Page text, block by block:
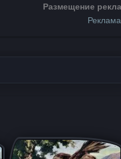
Размещение